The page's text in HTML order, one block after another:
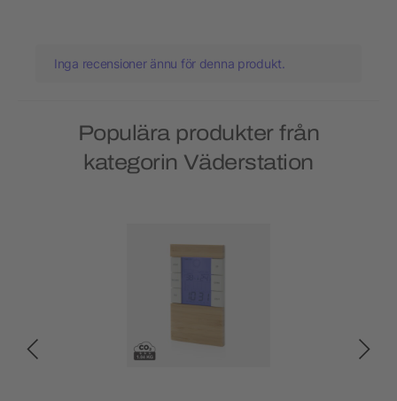
Inga recensioner ännu för denna produkt.
Populära produkter från
kategorin Väderstation